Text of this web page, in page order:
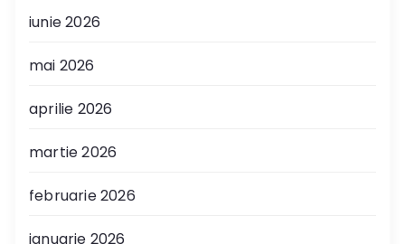
iunie 2026
mai 2026
aprilie 2026
martie 2026
februarie 2026
ianuarie 2026